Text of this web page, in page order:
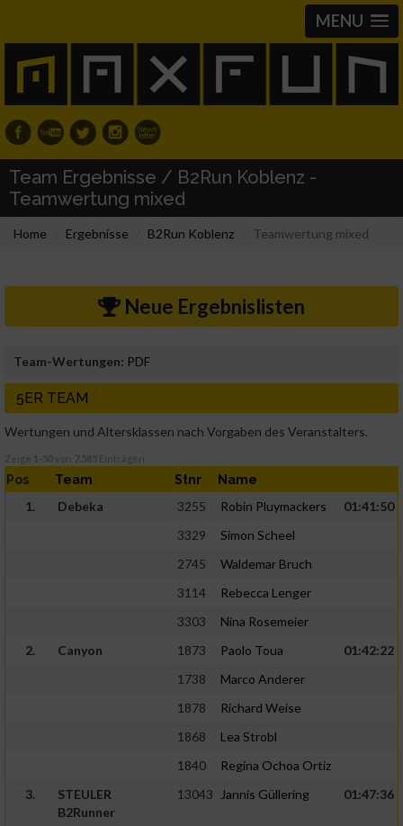
MENU
Team Ergebnisse / B2Run Koblenz -
Teamwertung mixed
Home Ergebnisse B2Run Koblenz Teamwertung mixed
Neue Ergebnislisten
Team-Wertungen: PDF
5ER TEAM
Wertungen und Altersklassen nach Vorgaben des Veranstalters.
Zeige 1-50 von 7.585 Einträgen.
Pos Team Stnr Name
1. Debeka 3255 Robin Pluymackers
01:41:50
3329
Simon Scheel
2745
Waldemar Bruch
3114
Rebecca Lenger
3303
Nina Rosemeier
2.
Canyon 1873 Paolo Toua
01:42:22
1738
Marco Anderer
1878
Richard Weise
1868
Lea Strobl
1840
Regina Ochoa Ortiz
3.
STEULER
B2Runner
13043 Jannis Güllering 01:47:36